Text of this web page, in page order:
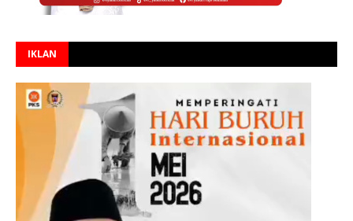
IKLAN